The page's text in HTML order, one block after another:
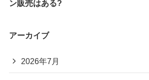
ン販売はある?
アーカイブ
2026年7月